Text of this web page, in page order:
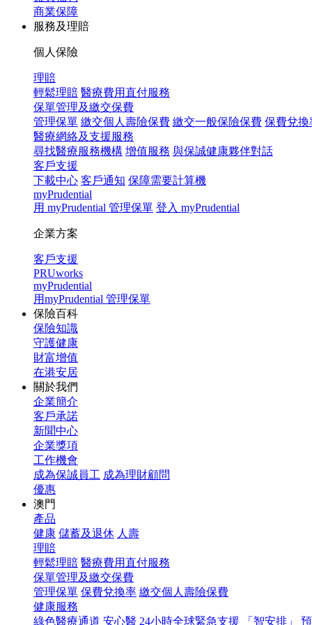
商業保障
服務及理賠
個人保險
理賠
輕鬆理賠 醫療費用直付服務
保單管理及繳交保費
管理保單 繳交個人壽險保費 繳交一般保險保費 保費兌換
醫療網絡及支援服務
尋找醫療服務機構 增值服務 與保誠健康夥伴對話
客戶支援
下載中心 客戶通知 保障需要計算機
myPrudential
用 myPrudential 管理保單 登入 myPrudential
企業方案
客戶支援
PRUworks
myPrudential
用myPrudential 管理保單
保險百科
保險知識
守護健康
財富增值
在港安居
關於我們
企業簡介
客戶承諾
新聞中心
企業獎項
工作機會
成為保誠員工 成為理財顧問
優惠
澳門
產品
健康 儲蓄及退休 人壽
理賠
輕鬆理賠 醫療費用直付服務
保單管理及繳交保費
管理保單 保費兌換率 繳交個人壽險保費
健康服務
綠色醫療通道 安心醫 24小時全球緊急支援 「智安排」